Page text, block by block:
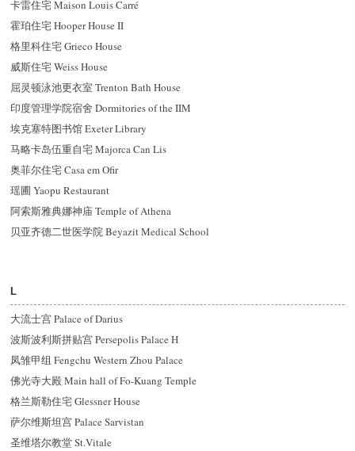
卡雷住宅 Maison Louis Carré
霍珀住宅 Hooper House II
格里科住宅 Grieco House
威斯住宅 Weiss House
屈灵顿泳池更衣室 Trenton Bath House
印度管理学院宿舍 Dormitories of the IIM
埃克塞特图书馆 Exeter Library
马略卡岛伍重自宅 Majorca Can Lis
奥菲尔住宅 Casa em Ofir
瑶圃 Yaopu Restaurant
阿索斯雅典娜神庙 Temple of Athena
贝亚齐德二世医学院 Beyazit Medical School
L
大流士宫 Palace of Darius
波斯波利斯拼贴宫 Persepolis Palace H
凤雏甲组 Fengchu Western Zhou Palace
佛光寺大殿 Main hall of Fo-Kuang Temple
格兰斯勒住宅 Glessner House
萨尔维斯坦宫 Palace Sarvistan
圣维塔尔教堂 St.Vitale